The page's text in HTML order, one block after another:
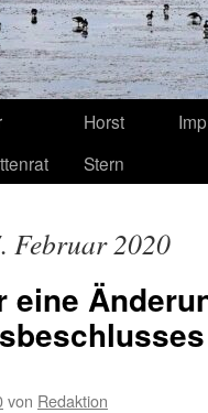
Horst
Stern
Februar 2020
eine
von Redaktion